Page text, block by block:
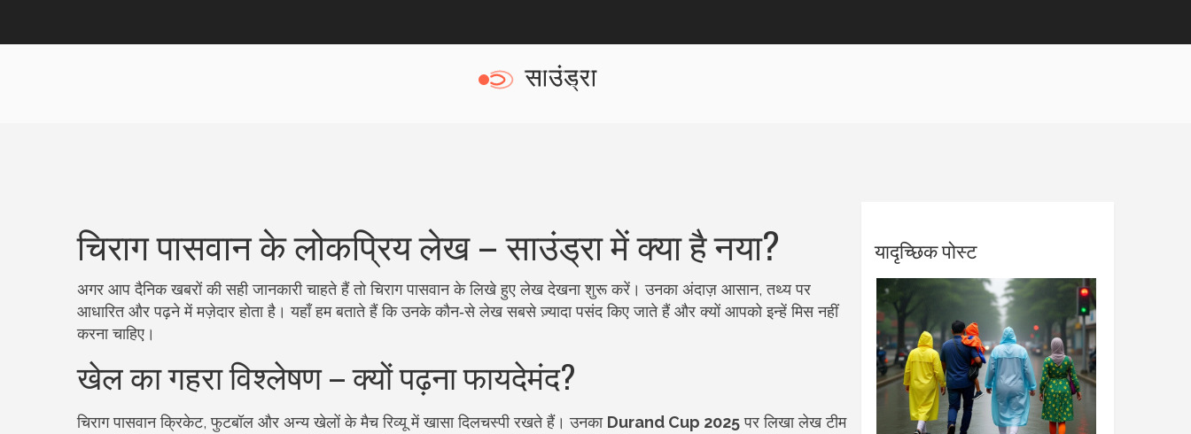
चिराग पासवान के लोकप्रिय लेख – साउंड्रा में क्या है नया?
अगर आप दैनिक खबरों की सही जानकारी चाहते हैं तो चिराग पासवान के लिखे हुए लेख देखना शुरू करें। उनका अंदाज़ आसान, तथ्य पर
आधारित और पढ़ने में मज़ेदार होता है। यहाँ हम बताते हैं कि उनके कौन‑से लेख सबसे ज़्यादा पसंद किए जाते हैं और क्यों आपको इन्हें मिस नहीं
करना चाहिए।
खेल का गहरा विश्लेषण – क्यों पढ़ना फायदेमंद?
चिराग पासवान क्रिकेट, फुटबॉल और अन्य खेलों के मैच रिव्यू में खासा दिलचस्पी रखते हैं। उनका Durand Cup 2025पर लिखा लेख टीम
यादृच्छिक पोस्ट